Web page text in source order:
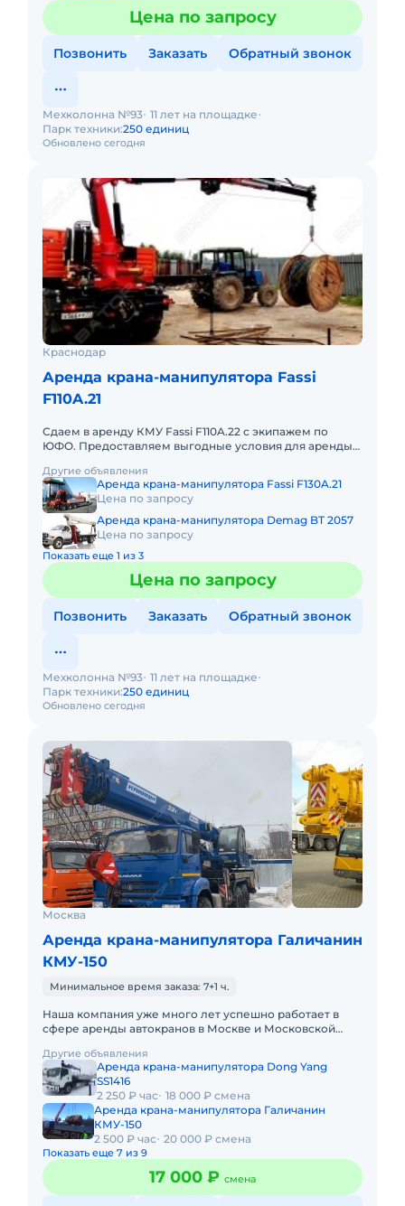
Цена по запросу
Позвонить Заказать Обратный звонок
Обновлено сегодня
Мехколонна №93 11 лет на площадке
Парк техники:250 единиц
Краснодар
Аренда крана-манипулятора Fassi
F110A.21
Сдаем в аренду КМУ Fassi F110A.22 с экипажем по
ЮФО. Предоставляем выгодные условия для аренды
Кроме аренды спецт
Другие объявления
Аренда крана-манипулятора Fassi F130A.21
Цена по запросу
Аренда крана-манипулятора Demag BT 2057
Цена по запросу
Показать еще 1 из 3
Цена по запросу
Позвонить Заказать Обратный звонок
Обновлено сегодня
Мехколонна №93 11 лет на площадке
Парк техники:250 единиц
Москва
Аренда крана-манипулятора Галичанин
КМУ-150
Минимальное время заказа: 7+1 ч.
Наша компания уже много лет успешно работает в
сфере аренды автокранов в Москве и Московской
производителей с ра
Другие объявления
Аренда крана-манипулятора Dong Yang
SS1416
2 250 ₽ час 18 000 ₽ смена
Аренда крана-манипулятора Галичанин
КМУ-150
2 500 ₽ час
20 000 ₽ смена
Показать еще 7 из 9
17 000 ₽ смена